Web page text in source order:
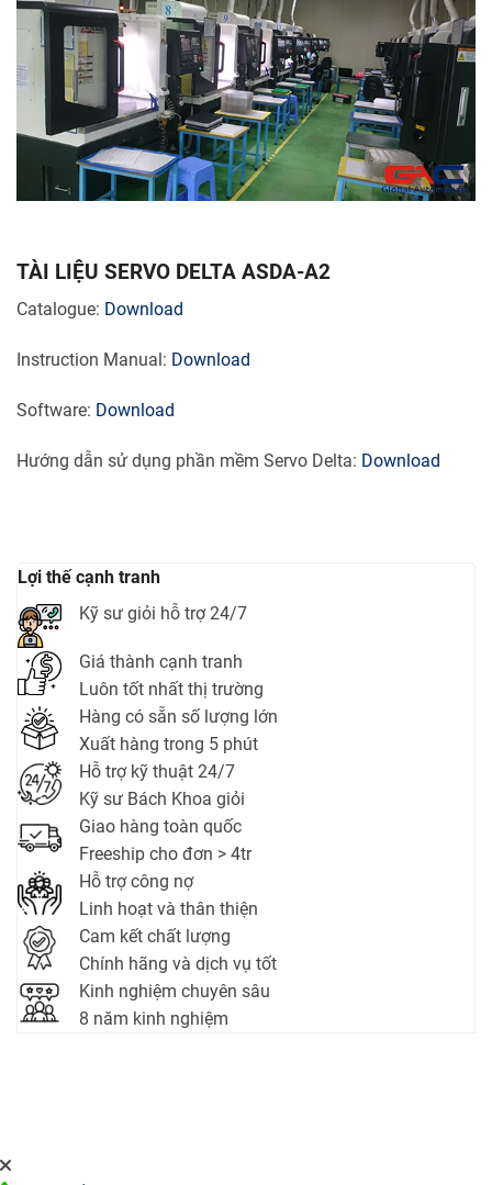
Lợi thế cạnh tranh
Kỹ sư giỏi hỗ trợ 24/7
Giá thành cạnh tranh
Luôn tốt nhất thị trường
Hàng có sẵn số lượng lớn
Xuất hàng trong 5 phút
Hỗ trợ kỹ thuật 24/7
Kỹ sư Bách Khoa giỏi
Giao hàng toàn quốc
Freeship cho đơn > 4tr
Hỗ trợ công nợ
Linh hoạt và thân thiện
Cam kết chất lượng
Chính hãng và dịch vụ tốt
Kinh nghiệm chuyên sâu
8 năm kinh nghiệm
TÀI LIỆU SERVO DELTA ASDA-A2
Catalogue: Download
Instruction Manual: Download
Software: Download
Hướng dẫn sử dụng phần mềm Servo Delta: Download